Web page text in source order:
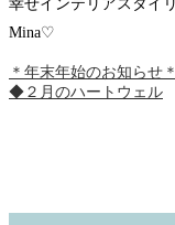
幸せインテリアスタイ
Mina♡
＊年末年始のお知らせ＊
◆２月のハートウェル